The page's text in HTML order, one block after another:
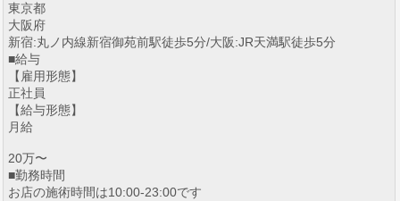
東京都
大阪府
新宿:丸ノ内線新宿御苑前駅徒歩5分/大阪:JR天満駅徒歩5分
■給与
【雇用形態】
正社員
【給与形態】
月給
20万〜
■勤務時間
お店の施術時間は10:00-23:00です